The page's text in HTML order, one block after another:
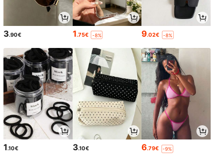
3.90€ 1.75€ -8% 9.02€ -8%
1.10€ 3.10€ 6.79€ -9%